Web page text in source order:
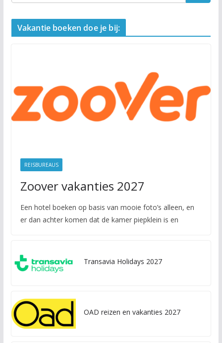
Vakantie boeken doe je bij:
REISBUREAUS
Zoover vakanties 2027
Een hotel boeken op basis van mooie foto’s alleen, en
er dan achter komen dat de kamer piepklein is en
Transavia Holidays 2027
OAD reizen en vakanties 2027